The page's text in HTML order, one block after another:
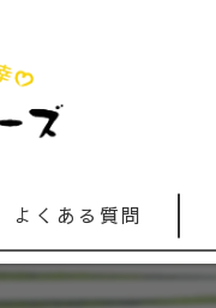
よくある質問